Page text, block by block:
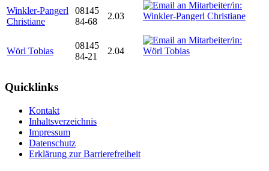
Winkler-Pangerl
Christiane
08145
84-68
2.03
Wörl Tobias
08145
84-21
2.04
Quicklinks
Kontakt
Inhaltsverzeichnis
Impressum
Datenschutz
Erklärung zur Barrierefreiheit